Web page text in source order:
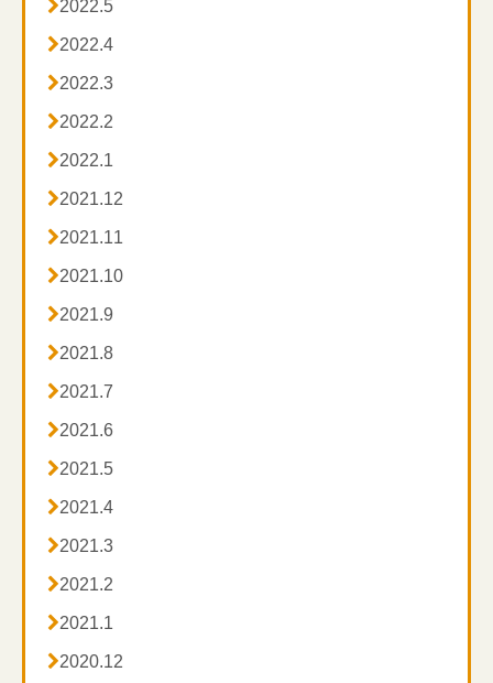
2022.5
2022.4
2022.3
2022.2
2022.1
2021.12
2021.11
2021.10
2021.9
2021.8
2021.7
2021.6
2021.5
2021.4
2021.3
2021.2
2021.1
2020.12